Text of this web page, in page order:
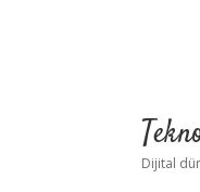
Dijital